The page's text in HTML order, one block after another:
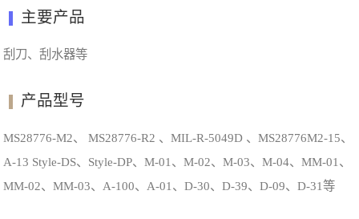
主要产品
刮刀、刮水器等
产品型号
MS28776-M2、 MS28776-R2 、MIL-R-5049D 、MS28776M2-15、
A-13 Style-DS、Style-DP、M-01、M-02、M-03、M-04、MM-01、
MM-02、MM-03、A-100、A-01、D-30、D-39、D-09、D-31等